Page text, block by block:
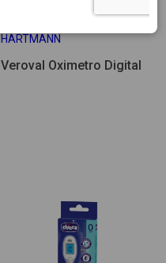
HARTMANN
Veroval Oximetro Digital